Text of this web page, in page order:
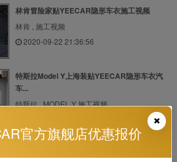
林肯冒险家贴YEECAR隐形车衣施工视频
林肯 , 施工视频
2020-09-22 21:36:56
特斯拉Model Y上海装贴YEECAR隐形车衣汽
车...
特斯拉 , MODEL Y 施工视频
官方旗舰店优惠报价